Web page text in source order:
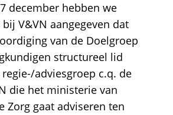
december hebben we
V&VN aangegeven dat
van de Doelgroep
structureel lid
adviesgroep c.q. de
die het ministerie van
Zorg gaat adviseren ten